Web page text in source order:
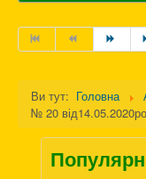
Ви тут: Головна
№ 20